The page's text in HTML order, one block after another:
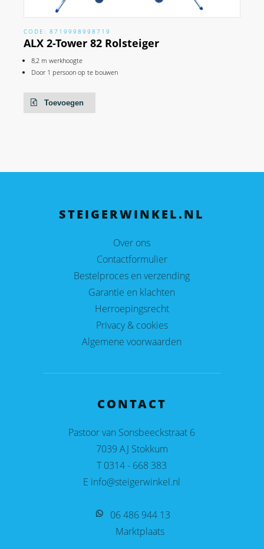
CODE: 8719998998719
ALX 2-Tower 82 Rolsteiger
8,2 m werkhoogte
Door 1 persoon op te bouwen
Toevoegen
STEIGERWINKEL.NL
Over ons
Contactformulier
Bestelproces en verzending
Garantie en klachten
Herroepingsrecht
Privacy & cookies
Algemene voorwaarden
CONTACT
Pastoor van Sonsbeeckstraat 6
7039 AJ Stokkum
T 0314 - 668 383
E info@steigerwinkel.nl
06 486 944 13
Marktplaats